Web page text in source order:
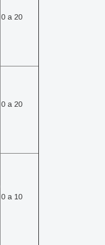
0 a 20
0 a 20
0 a 10